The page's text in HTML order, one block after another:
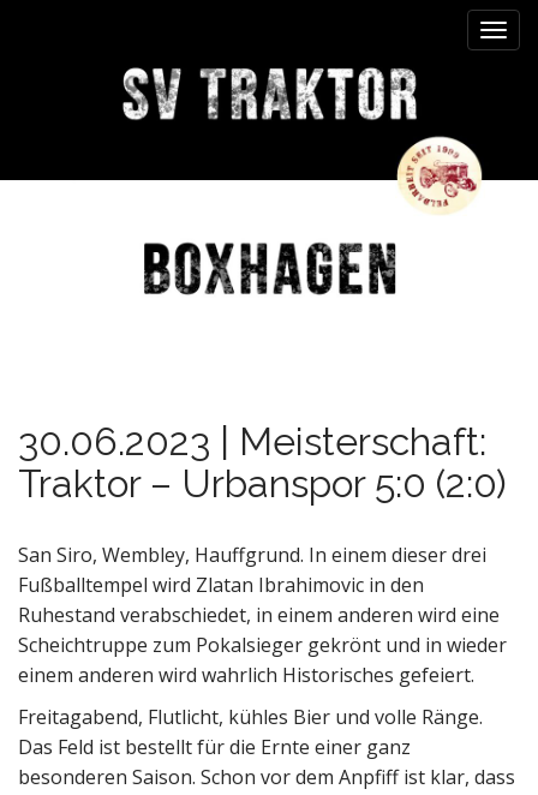
30.06.2023 | Meisterschaft:
Traktor – Urbanspor 5:0 (2:0)
San Siro, Wembley, Hauffgrund. In einem dieser drei
Fußballtempel wird Zlatan Ibrahimovic in den
Ruhestand verabschiedet, in einem anderen wird eine
Scheichtruppe zum Pokalsieger gekrönt und in wieder
einem anderen wird wahrlich Historisches gefeiert.
Freitagabend, Flutlicht, kühles Bier und volle Ränge.
Das Feld ist bestellt für die Ernte einer ganz
besonderen Saison. Schon vor dem Anpfiff ist klar, dass